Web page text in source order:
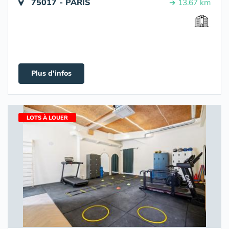
75017 - PARIS ➔ 13.67 km
Plus d'infos
LOTS À LOUER